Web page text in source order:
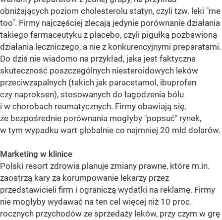
obniżających poziom cholesterolu statyn, czyli tzw. leki "me
too". Firmy najczęściej zlecają jedynie porównanie działania
takiego farmaceutyku z placebo, czyli pigułką pozbawioną
działania leczniczego, a nie z konkurencyjnymi preparatami.
Do dziś nie wiadomo na przykład, jaka jest faktyczna
skuteczność poszczególnych niesteroidowych leków
przeciwzapalnych (takich jak paracetamol, ibuprofen
czy naproksen), stosowanych do łagodzenia bólu
i w chorobach reumatycznych. Firmy obawiają się,
że bezpośrednie porównania mogłyby "popsuć" rynek,
w tym wypadku wart globalnie co najmniej 20 mld dolarów.
Marketing w klinice
Polski resort zdrowia planuje zmiany prawne, które m.in.
zaostrzą kary za korumpowanie lekarzy przez
przedstawicieli firm i ograniczą wydatki na reklamę. Firmy
nie mogłyby wydawać na ten cel więcej niż 10 proc.
rocznych przychodów ze sprzedaży leków, przy czym w grę